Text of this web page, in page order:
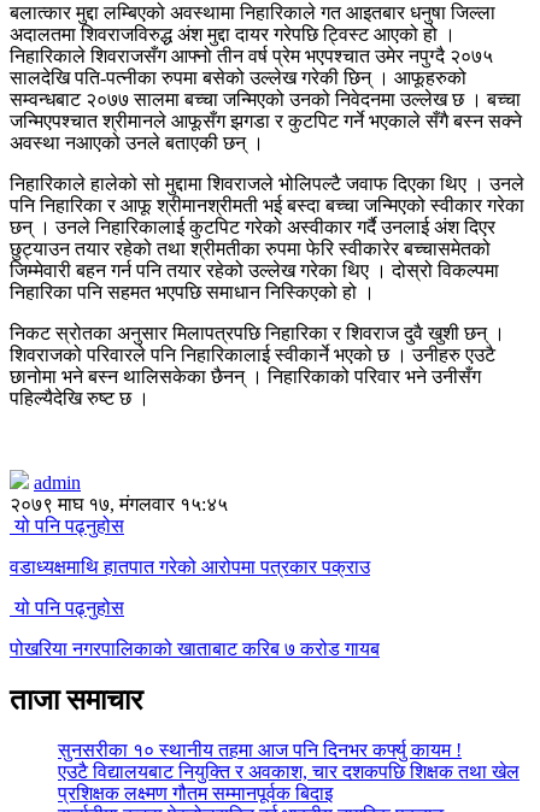
बलात्कार मुद्दा लम्बिएको अवस्थामा निहारिकाले गत आइतबार धनुषा जिल्ला
अदालतमा शिवराजविरुद्ध अंश मुद्दा दायर गरेपछि ट्विस्ट आएको हो ।
निहारिकाले शिवराजसँग आफ्नो तीन वर्ष प्रेम भएपश्चात उमेर नपुग्दै २०७५
सालदेखि पति-पत्नीका रुपमा बसेको उल्लेख गरेकी छिन् । आफूहरुको
सम्वन्धबाट २०७७ सालमा बच्चा जन्मिएको उनको निवेदनमा उल्लेख छ । बच्चा
जन्मिएपश्चात श्रीमानले आफूसँग झगडा र कुटपिट गर्ने भएकाले सँगै बस्न सक्ने
अवस्था नआएको उनले बताएकी छन् ।
निहारिकाले हालेको सो मुद्दामा शिवराजले भोलिपल्टै जवाफ दिएका थिए । उनले
पनि निहारिका र आफू श्रीमानश्रीमती भई बस्दा बच्चा जन्मिएको स्वीकार गरेका
छन् । उनले निहारिकालाई कुटपिट गरेको अस्वीकार गर्दै उनलाई अंश दिएर
छुट्याउन तयार रहेको तथा श्रीमतीका रुपमा फेरि स्वीकारेर बच्चासमेतको
जिम्मेवारी बहन गर्न पनि तयार रहेको उल्लेख गरेका थिए । दोस्रो विकल्पमा
निहारिका पनि सहमत भएपछि समाधान निस्किएको हो ।
निकट स्रोतका अनुसार मिलापत्रपछि निहारिका र शिवराज दुवै खुशी छन् ।
शिवराजको परिवारले पनि निहारिकालाई स्वीकार्ने भएको छ । उनीहरु एउटै
छानोमा भने बस्न थालिसकेका छैनन् । निहारिकाको परिवार भने उनीसँग
पहिल्यैदेखि रुष्ट छ ।
admin
२०७९ माघ १७, मंगलवार १५:४५
यो पनि पढ्नुहोस
वडाध्यक्षमाथि हातपात गरेको आरोपमा पत्रकार पक्राउ
यो पनि पढ्नुहोस
पोखरिया नगरपालिकाको खाताबाट करिब ७ करोड गायब
ताजा समाचार
सुनसरीका १० स्थानीय तहमा आज पनि दिनभर कर्फ्यु कायम !
एउटै विद्यालयबाट नियुक्ति र अवकाश, चार दशकपछि शिक्षक तथा खेल
प्रशिक्षक लक्ष्मण गौतम सम्मानपूर्वक बिदाइ